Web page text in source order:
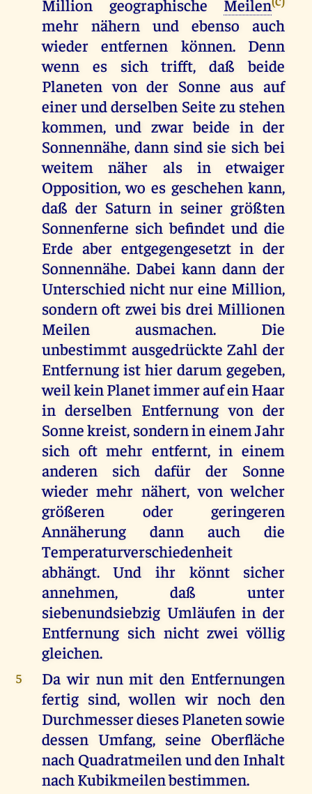
Million geographische Meilen
mehr nähern und ebenso auch
wieder entfernen können. Denn
wenn es sich trifft, daß beide
Planeten von der Sonne aus auf
einer und derselben Seite zu stehen
kommen, und zwar beide in der
Sonnennähe, dann sind sie sich bei
weitem näher als in etwaiger
Opposition, wo es geschehen kann,
daß der Saturn in seiner größten
Sonnenferne sich befindet und die
Erde aber entgegengesetzt in der
Sonnennähe. Dabei kann dann der
Unterschied nicht nur eine Million,
sondern oft zwei bis drei Millionen
Meilen ausmachen. Die
unbestimmt ausgedrückte Zahl der
Entfernung ist hier darum gegeben,
weil kein Planet immer auf ein Haar
in derselben Entfernung von der
Sonne kreist, sondern in einem Jahr
sich oft mehr entfernt, in einem
anderen sich dafür der Sonne
wieder mehr nähert, von welcher
größeren oder geringeren
Annäherung dann auch die
Temperaturverschiedenheit
abhängt. Und ihr könnt sicher
annehmen, daß unter
siebenundsiebzig Umläufen in der
Entfernung sich nicht zwei völlig
gleichen.
5
Da wir nun mit den Entfernungen
fertig sind, wollen wir noch den
Durchmesser dieses Planeten sowie
dessen Umfang, seine Oberfläche
nach Quadratmeilen und den Inhalt
nach Kubikmeilen bestimmen.